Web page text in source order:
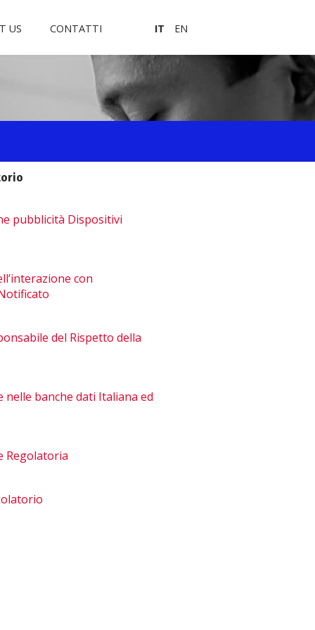
US CONTATTI IT EN
pubblicità Dispositivi
con
del Rispetto della
nelle banche dati Italiana ed
Regolatoria